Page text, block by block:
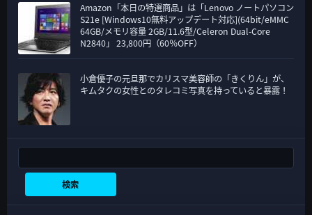
Amazon「本日の特選商品」は「Lenovo ノートパソコン
S21e [Windows10無料アップデート対応](64bit/eMMC
64GB/メモリ容量 2GB/11.6型/Celeron Dual-Core
N2840」 23,800円（60％OFF）
小倉優子の元旦那でカリスマ美容師の「きくりん」が、
キムタクの女性とのタレコミ写真を持っていると暴露！
検索